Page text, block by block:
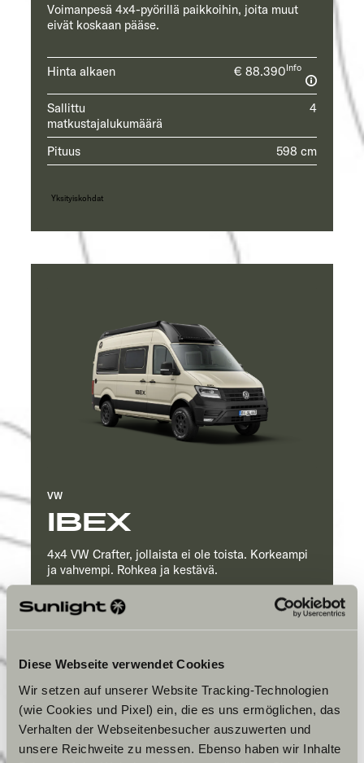
Diese Webseite verwendet Cookies
Wir setzen auf unserer Website Tracking-Technologien
(wie Cookies und Pixel) ein, die es uns ermöglichen, das
Verhalten der Webseitenbesucher auszuwerten und
unsere Reichweite zu messen. Ebenso haben wir Inhalte
Voimanpesä 4x4-pyörillä paikkoihin, joita muut
eivät koskaan pääse.
Hinta alkaen € 88.390Info
Sallittu
matkustajalukumäärä
4
Pituus 598 cm
Yksityiskohdat
IBEX
VW
4x4 VW Crafter, jollaista ei ole toista. Korkeampi
ja vahvempi. Rohkea ja kestävä.
Hinta alkaen € 101.390Info
matkustajalukumäärä
Pituus 599 cm
Yksityiskohdat